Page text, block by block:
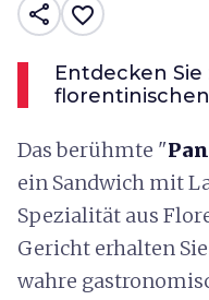
share favorite_border
Entdecken
Das berühmte "
ein Sandwich mit
Spezialität aus
Gericht erhalten
wahre